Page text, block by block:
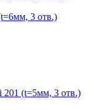
3 отв.)